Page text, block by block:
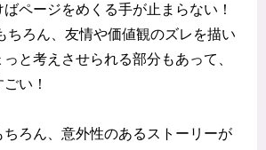
ページをめくる手が止まらない！
ちろん、友情や価値観のズレを描い
と考えさせられる部分もあって、
い！
ちろん、意外性のあるストーリーが